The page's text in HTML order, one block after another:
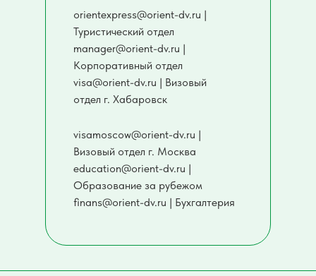
orientexpress@orient-dv.ru |
Туристический отдел
manager@orient-dv.ru |
Корпоративный отдел
visa@orient-dv.ru | Визовый
отдел г. Хабаровск
visamoscow@orient-dv.ru |
Визовый отдел г. Москва
education@orient-dv.ru |
Образование за рубежом
finans@orient-dv.ru | Бухгалтерия